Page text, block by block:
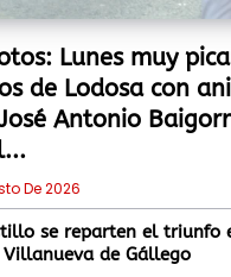
Lunes muy
de Lodosa con
Antonio
De 2026
se reparten el triunfo
Villanueva de Gállego